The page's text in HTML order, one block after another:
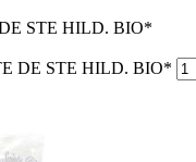
STE HILD. BIO*
DE STE HILD. BIO*